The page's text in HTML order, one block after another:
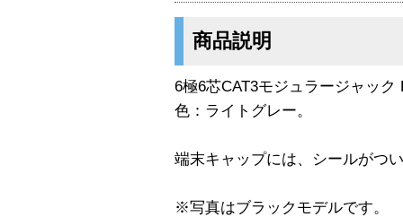
商品説明
6極6芯CAT3モジュラージャック
色：ライトグレー。
端末キャップには、シールがつ
※写真はブラックモデルです。